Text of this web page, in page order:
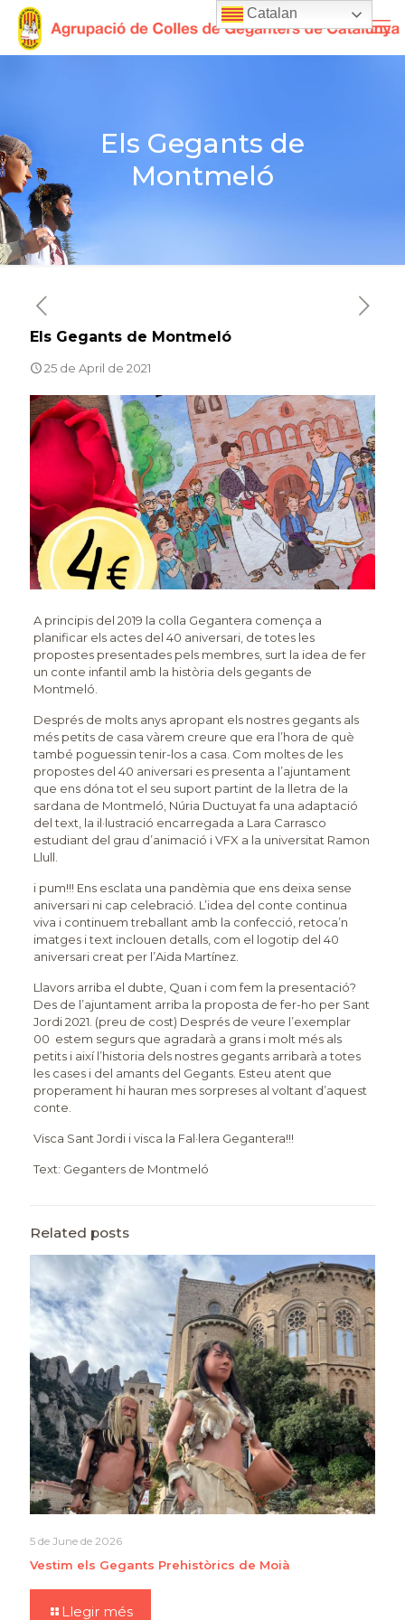
Els Gegants de
Montmeló
Els Gegants de Montmeló
25 de April de 2021
A principis del 2019 la colla Gegantera comença a
planificar els actes del 40 aniversari, de totes les
propostes presentades pels membres, surt la idea de fer
un conte infantil amb la història dels gegants de
Montmeló.
Després de molts anys apropant els nostres gegants als
més petits de casa vàrem creure que era l’hora de què
també poguessin tenir-los a casa. Com moltes de les
propostes del 40 aniversari es presenta a l’ajuntament
que ens dóna tot el seu suport partint de la lletra de la
sardana de Montmeló, Núria Ductuyat fa una adaptació
del text, la il·lustració encarregada a Lara Carrasco
estudiant del grau d’animació i VFX a la universitat Ramon
Llull.
i pum!!! Ens esclata una pandèmia que ens deixa sense
aniversari ni cap celebració. L’idea del conte continua
viva i continuem treballant amb la confecció, retoca’n
imatges i text inclouen detalls, com el logotip del 40
aniversari creat per l’Aida Martínez.
Llavors arriba el dubte, Quan i com fem la presentació?
Des de l’ajuntament arriba la proposta de fer-ho per Sant
Jordi 2021. (preu de cost) Després de veure l’exemplar
00 estem segurs que agradarà a grans i molt més als
petits i així l’historia dels nostres gegants arribarà a totes
les cases i del amants del Gegants. Esteu atent que
properament hi hauran mes sorpreses al voltant d’aquest
conte.
Visca Sant Jordi i visca la Fal·lera Gegantera!!!
Text: Geganters de Montmeló
Related posts
5 de June de 2026
Vestim els Gegants Prehistòrics de Moià
Llegir més
Catalan